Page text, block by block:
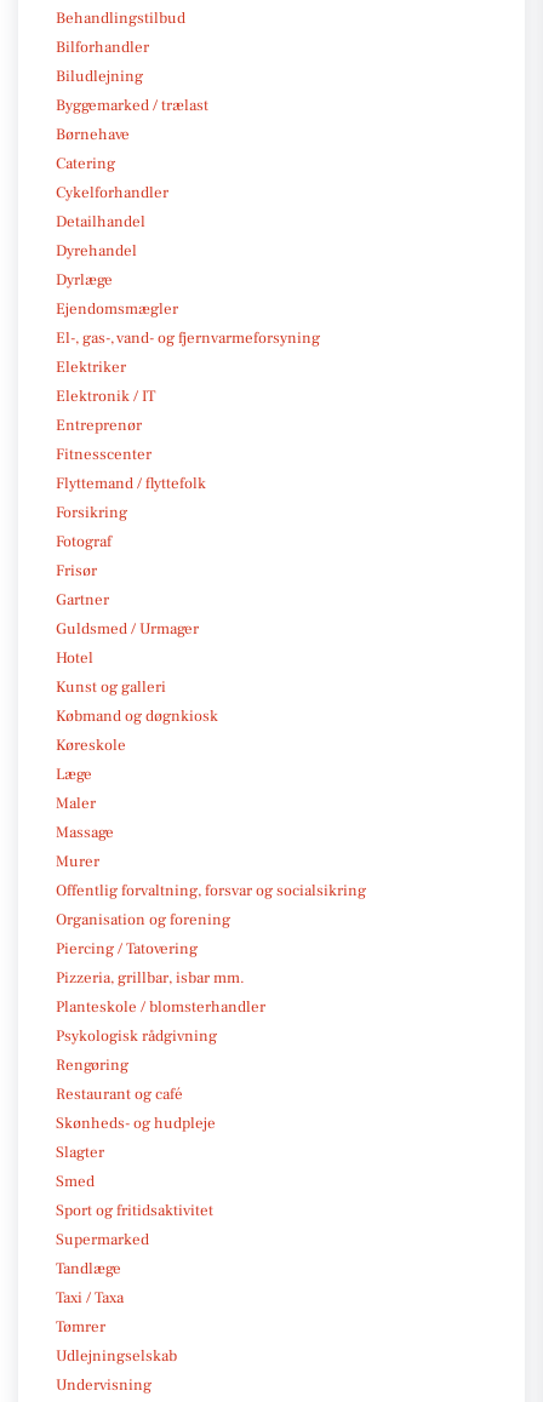
Behandlingstilbud
Bilforhandler
Biludlejning
Byggemarked / trælast
Børnehave
Catering
Cykelforhandler
Detailhandel
Dyrehandel
Dyrlæge
Ejendomsmægler
El-, gas-, vand- og fjernvarmeforsyning
Elektriker
Elektronik / IT
Entreprenør
Fitnesscenter
Flyttemand / flyttefolk
Forsikring
Fotograf
Frisør
Gartner
Guldsmed / Urmager
Hotel
Kunst og galleri
Købmand og døgnkiosk
Køreskole
Læge
Maler
Massage
Murer
Offentlig forvaltning, forsvar og socialsikring
Organisation og forening
Piercing / Tatovering
Pizzeria, grillbar, isbar mm.
Planteskole / blomsterhandler
Psykologisk rådgivning
Rengøring
Restaurant og café
Skønheds- og hudpleje
Slagter
Smed
Sport og fritidsaktivitet
Supermarked
Tandlæge
Taxi / Taxa
Tømrer
Udlejningselskab
Undervisning